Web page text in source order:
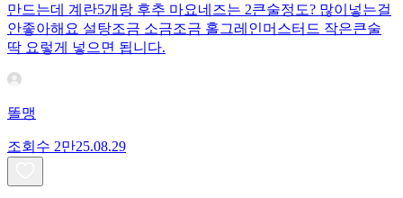
만드는데 계란5개랑 후추 마요네즈는 2큰술정도? 많이넣는걸
안좋아해요 설탕조금 소금조금 홀그레인머스터드 작은큰술
딱 요렇게 넣으면 됩니다.
똘맹
조회수 2만25.08.29